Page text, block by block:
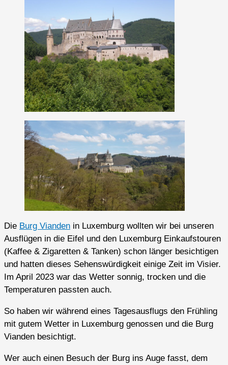
Die Burg Vianden in Luxemburg wollten wir bei unseren
Ausflügen in die Eifel und den Luxemburg Einkaufstouren
(Kaffee & Zigaretten & Tanken) schon länger besichtigen
und hatten dieses Sehenswürdigkeit einige Zeit im Visier.
Im April 2023 war das Wetter sonnig, trocken und die
Temperaturen passten auch.
So haben wir während eines Tagesausflugs den Frühling
mit gutem Wetter in Luxemburg genossen und die Burg
Vianden besichtigt.
Wer auch einen Besuch der Burg ins Auge fasst, dem